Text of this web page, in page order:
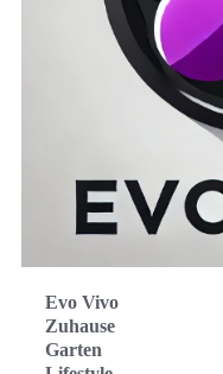
Evo Vivo
Zuhause
Garten